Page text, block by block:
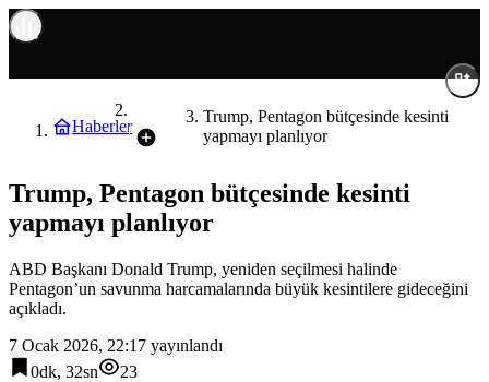
Haberler
Dünya
Trump, Pentagon bütçesinde kesinti
yapmayı planlıyor
Trump, Pentagon bütçesinde kesinti
yapmayı planlıyor
ABD Başkanı Donald Trump, yeniden seçilmesi halinde
Pentagon’un savunma harcamalarında büyük kesintilere gideceğini
açıkladı.
7 Ocak 2026, 22:17 yayınlandı
0dk, 32sn
23